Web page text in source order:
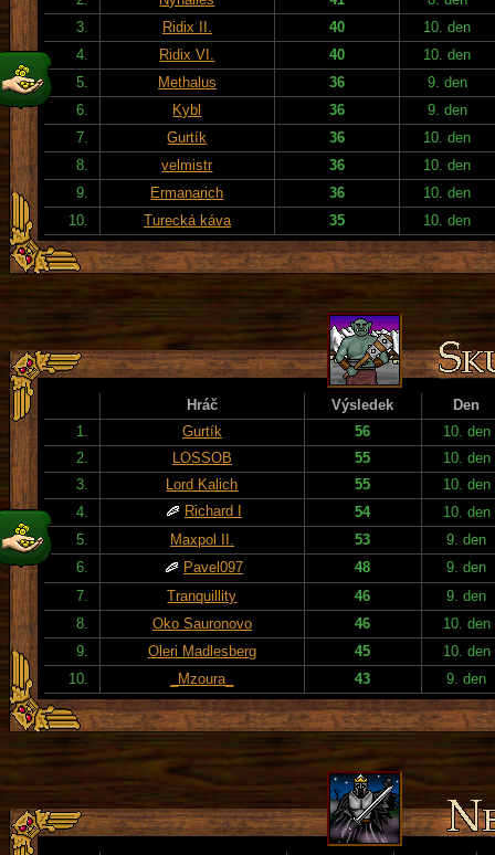
3.
Ridix II. 40
10. den
4.
Ridix VI. 40
10. den
5.
Methalus 36
9. den
6.
Kybl 36
9. den
7.
Gurtík 36
10. den
8.
velmistr 36
10. den
9.
Ermanarich 36
10. den
10.
Turecká káva 35 10. den
Hráč Výsledek
Den
1.
Gurtík 56
10. den
2.
LOSSOB 55
10. den
3.
Lord Kalich 55
10. den
4.
Richard I 54
10. den
5.
Maxpol II. 53
9. den
6.
Pavel097 48
9. den
7.
Tranquillity 46
9. den
8.
Oko Sauronovo 46
10. den
9.
Oleri Madlesberg 45
10. den
10.
_Mzoura_ 43 9. den